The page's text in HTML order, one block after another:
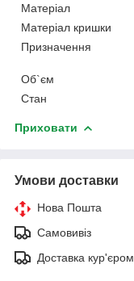
Матеріал
Матеріал кришки
Призначення
Об`єм
Стан
Приховати
Умови доставки
Нова Пошта
Самовивіз
Доставка кур'єром